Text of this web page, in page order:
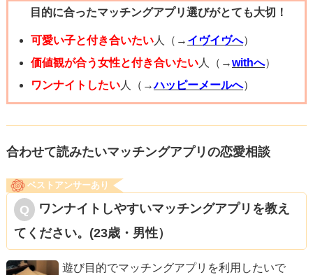
目的に合ったマッチングアプリ選びがとても大切！
可愛い子と付き合いたい人（→ イヴイヴへ）
価値観が合う女性と付き合いたい人（→withへ）
ワンナイトしたい人（→ハッピーメールへ）
合わせて読みたいマッチングアプリの恋愛相談
ベストアンサーあり
ワンナイトしやすいマッチングアプリを教え
てください。(23歳・男性）
遊び目的でマッチングアプリを利用したいで